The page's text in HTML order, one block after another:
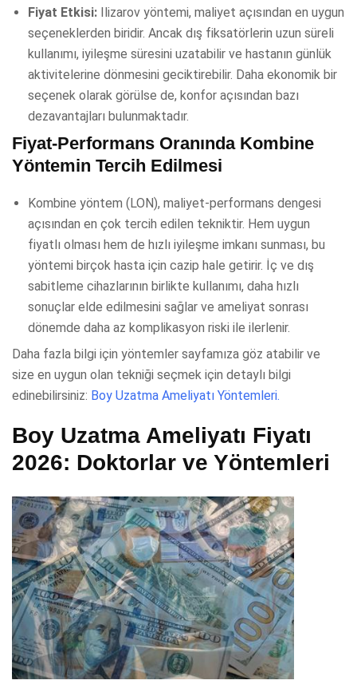
Fiyat Etkisi: Ilizarov yöntemi, maliyet açısından en uygun
seçeneklerden biridir. Ancak dış fiksatörlerin uzun süreli
kullanımı, iyileşme süresini uzatabilir ve hastanın günlük
aktivitelerine dönmesini geciktirebilir. Daha ekonomik bir
seçenek olarak görülse de, konfor açısından bazı
dezavantajları bulunmaktadır.
Fiyat-Performans Oranında Kombine
Yöntemin Tercih Edilmesi
Kombine yöntem (LON), maliyet-performans dengesi
açısından en çok tercih edilen tekniktir. Hem uygun
fiyatlı olması hem de hızlı iyileşme imkanı sunması, bu
yöntemi birçok hasta için cazip hale getirir. İç ve dış
sabitleme cihazlarının birlikte kullanımı, daha hızlı
sonuçlar elde edilmesini sağlar ve ameliyat sonrası
dönemde daha az komplikasyon riski ile ilerlenir.
Daha fazla bilgi için yöntemler sayfamıza göz atabilir ve
size en uygun olan tekniği seçmek için detaylı bilgi
edinebilirsiniz: Boy Uzatma Ameliyatı Yöntemleri.
Boy Uzatma Ameliyatı Fiyatı
2026: Doktorlar ve Yöntemleri